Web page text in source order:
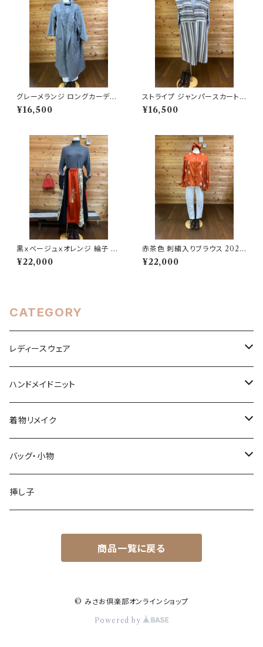
グレーメランジ ロングカーディ
ガン 202506251707
¥16,500
ストライプ ジャンパースカート 2
02506251721
¥16,500
黒ｘベージュｘオレンジ 綸子 パ
ッチワークスカート 202504151
715
¥22,000
赤茶色 刺繍入りブラウス 2025
06251728
¥22,000
CATEGORY
レディースウェア
トップス
ワンピース
スカート
パンツ
ハンドメイドニット
春・夏シーズン
秋・冬シーズン
着物リメイク
トップス
スカート
バッグ・小物
バッグ
挿し子
商品一覧に戻る
© みさお倶楽部オンラインショップ
Powered by